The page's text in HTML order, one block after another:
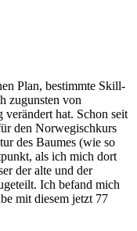
Plan, bestimmte Skill-
zugunsten von
verändert hat. Schon seit
den Norwegischkurs
des Baumes (wie so
als ich mich dort
der alte und der
Ich befand mich
mit diesem jetzt 77